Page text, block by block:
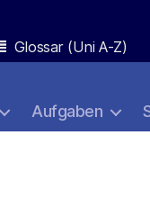
Glossar (Uni A-Z)
Aufgaben